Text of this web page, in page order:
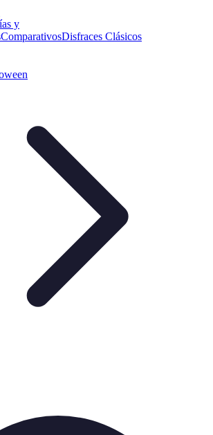
y
ComparativosDisfraces Clásicos